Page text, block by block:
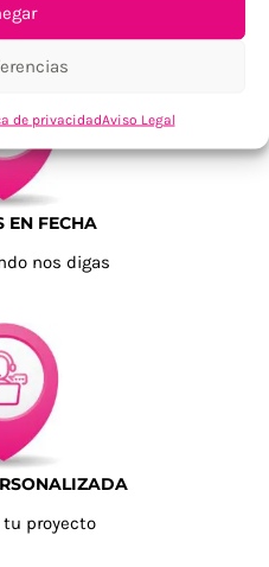
de privacidadAviso Legal
EN FECHA
nos digas
proyecto